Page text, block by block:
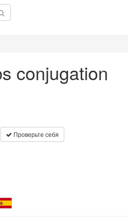
conjugation
Проверьте себя